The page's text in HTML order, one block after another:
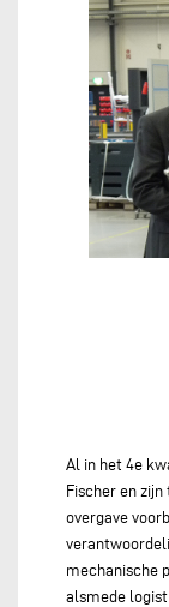
Al in het 4e
Fischer en
overgave
mechanische
alsmede